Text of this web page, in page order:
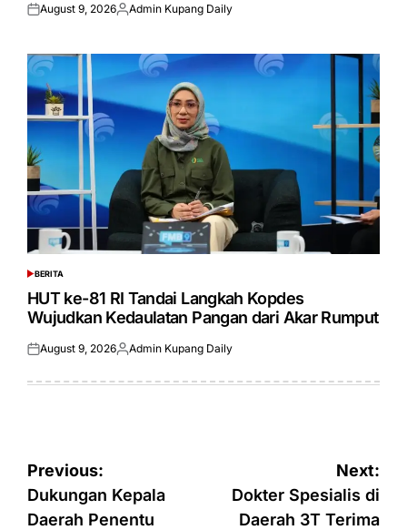
Posted
August 9, 2026Posted
Admin Kupang Daily
POSTED
IN
BERITA
HUT ke-81 RI Tandai Langkah Kopdes
Wujudkan Kedaulatan Pangan dari Akar Rumput
Posted
August 9, 2026Posted
Admin Kupang Daily
Post
navigation
Previous:
Dukungan Kepala
Daerah Penentu
Next:
Dokter Spesialis di
Daerah 3T Terima